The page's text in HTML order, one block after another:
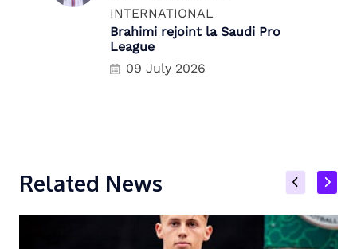
INTERNATIONAL
Brahimi rejoint la Saudi Pro
League
09 July 2026
Related News